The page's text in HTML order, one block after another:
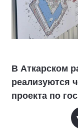
В Аткарском
реализуются
проекта по